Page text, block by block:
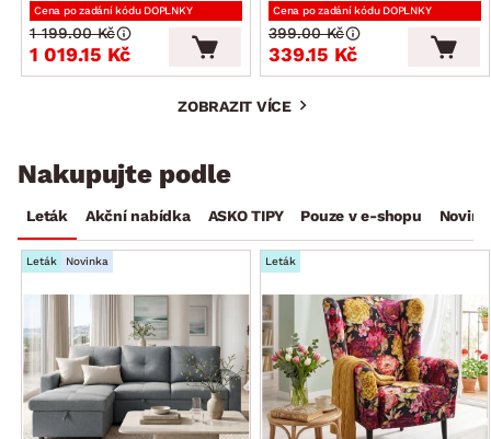
Cena po zadání kódu DOPLNKY
1 019.15 Kč
1 199.00 Kč
Cena po zadání kódu DOPLNKY
339.15 Kč
399.00 Kč
ZOBRAZIT VÍCE
Nakupujte podle
Leták Akční nabídka ASKO TIPY Pouze v e-shopu
Leták Novinka Leták